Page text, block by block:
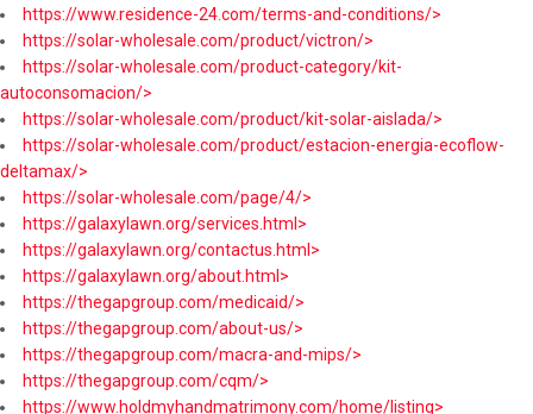
https://www.residence-24.com/terms-and-conditions/>
https://solar-wholesale.com/product/victron/>
https://solar-wholesale.com/product-category/kit-
autoconsomacion/>
https://solar-wholesale.com/product/kit-solar-aislada/>
https://solar-wholesale.com/product/estacion-energia-ecoflow-
deltamax/>
https://solar-wholesale.com/page/4/>
https://galaxylawn.org/services.html>
https://galaxylawn.org/contactus.html>
https://galaxylawn.org/about.html>
https://thegapgroup.com/medicaid/>
https://thegapgroup.com/about-us/>
https://thegapgroup.com/macra-and-mips/>
https://thegapgroup.com/cqm/>
https://www.holdmyhandmatrimony.com/home/listing>